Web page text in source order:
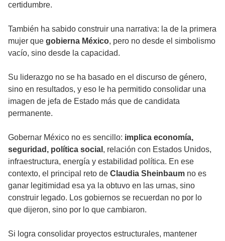
certidumbre.
También ha sabido construir una narrativa: la de la primera
mujer que gobierna México, pero no desde el simbolismo
vacío, sino desde la capacidad.
Su liderazgo no se ha basado en el discurso de género,
sino en resultados, y eso le ha permitido consolidar una
imagen de jefa de Estado más que de candidata
permanente.
Gobernar México no es sencillo: implica economía,
seguridad, política social , relación con Estados Unidos,
infraestructura, energía y estabilidad política. En ese
contexto, el principal reto de Claudia Sheinbaum no es
ganar legitimidad esa ya la obtuvo en las urnas, sino
construir legado. Los gobiernos se recuerdan no por lo
que dijeron, sino por lo que cambiaron.
Si logra consolidar proyectos estructurales, mantener